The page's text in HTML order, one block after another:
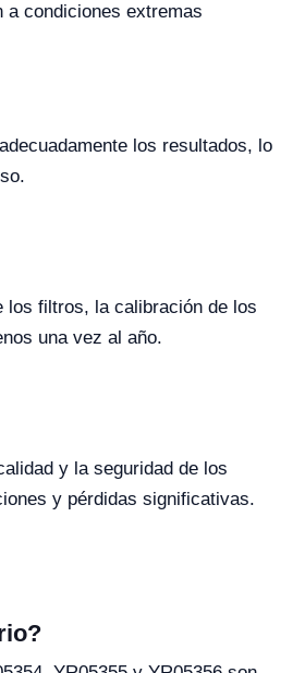
a condiciones extremas
los resultados, lo
los filtros, la calibración de los
una vez al año.
y la seguridad de los
y pérdidas significativas.